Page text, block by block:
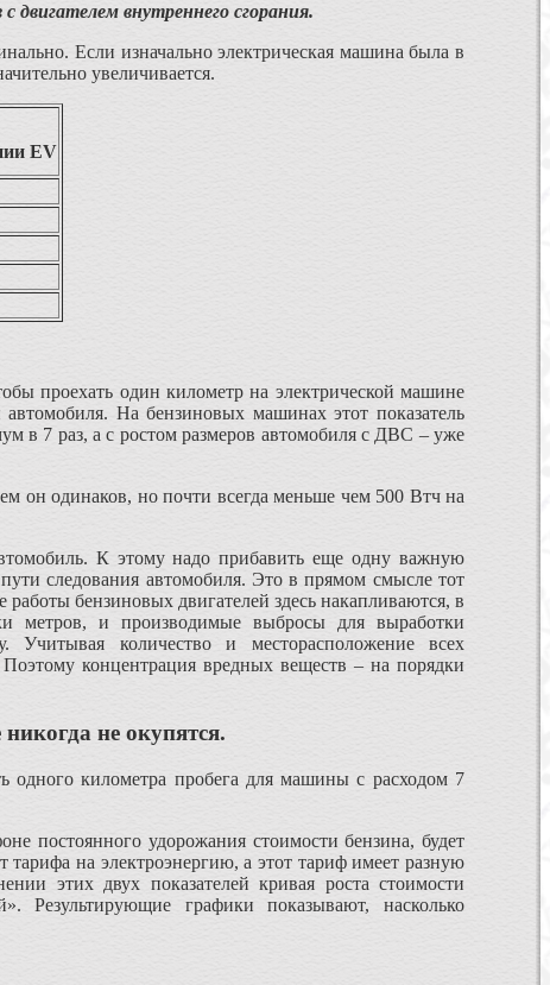
двигателем внутреннего сгорания.
Если изначально электрическая машина была в
увеличивается.
EV
проехать один километр на электрической машине
На бензиновых машинах этот показатель
в 7 раз, а с ростом размеров автомобиля с ДВС – уже
он одинаков, но почти всегда меньше чем 500 Втч на
К этому надо прибавить еще одну важную
следования автомобиля. Это в прямом смысле тот
бензиновых двигателей здесь накапливаются, в
метров, и производимые выбросы для выработки
количество и месторасположение всех
Поэтому концентрация вредных веществ – на порядки
не окупятся.
одного километра пробега для машины с расходом 7
постоянного удорожания стоимости бензина, будет
тарифа на электроэнергию, а этот тариф имеет разную
этих двух показателей кривая роста стоимости
Результирующие графики показывают, насколько